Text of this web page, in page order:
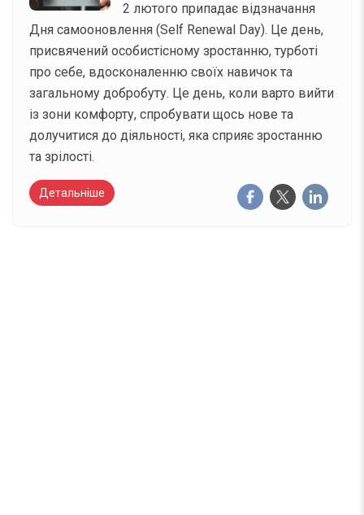
2 лютого припадає відзначання
Дня самооновлення (Self Renewal Day). Це день,
присвячений особистісному зростанню, турботі
про себе, вдосконаленню своїх навичок та
загальному добробуту. Це день, коли варто вийти
із зони комфорту, спробувати щось нове та
долучитися до діяльності, яка сприяє зростанню
та зрілості.
Детальніше